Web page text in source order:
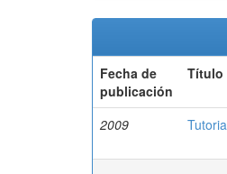
Fecha de
publicación
Título
2009